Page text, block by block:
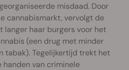
misdaad. Door
cannabismarkt, vervolgt de
langer haar burgers voor het
(een drug met minder
tabak). Tegelijkertijd trekt het
van criminele